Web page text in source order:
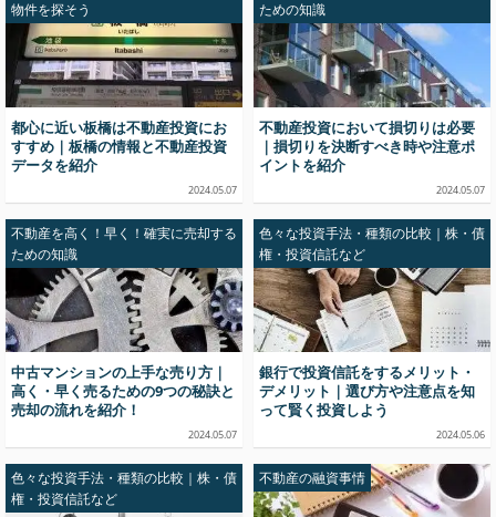
物件を探そう
都心に近い板橋は不動産投資にお
すすめ｜板橋の情報と不動産投資
データを紹介
2024.05.07
ための知識
不動産投資において損切りは必要
｜損切りを決断すべき時や注意ポ
イントを紹介
2024.05.07
不動産を高く！早く！確実に売却する
ための知識
中古マンションの上手な売り方｜
高く・早く売るための9つの秘訣と
売却の流れを紹介！
2024.05.07
色々な投資手法・種類の比較｜株・債
権・投資信託など
銀行で投資信託をするメリット・
デメリット｜選び方や注意点を知
って賢く投資しよう
2024.05.06
色々な投資手法・種類の比較｜株・債
権・投資信託など
不動産の融資事情